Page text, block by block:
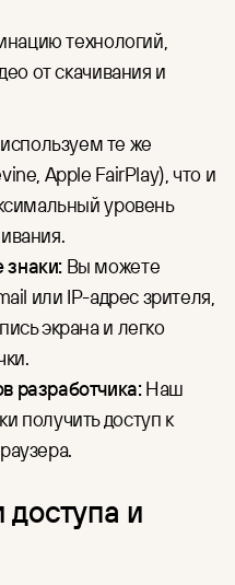
технологий,
от скачивания и
те же
Apple FairPlay), что и
уровень
Вы можете
или IP-адрес зрителя,
экрана и легко
разработчика:Наш
получить доступ к
доступа и